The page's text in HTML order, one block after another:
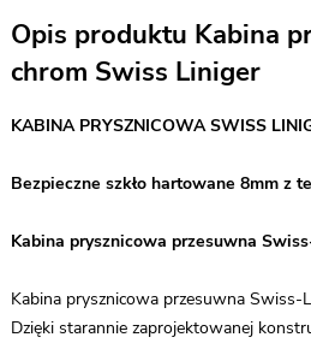
Opis produktu Kabina
chrom Swiss Liniger
KABINA PRYSZNICOWA SWISS
Bezpieczne szkło hartowane 8mm z
Kabina prysznicowa przesuwna
Kabina prysznicowa przesuwna Swiss-
Dzięki starannie zaprojektowanej